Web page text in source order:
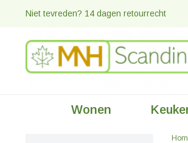
Niet tevreden? 14 dagen retourrecht
Wonen